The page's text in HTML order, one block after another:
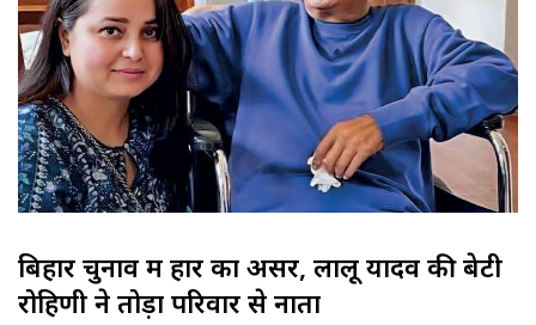
बिहार चुनाव में हार का असर, लालू यादव की बेटी
रोहिणी ने तोड़ा परिवार से नाता